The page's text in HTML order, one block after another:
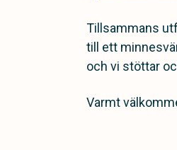
Tillsammans
till ett
och vi stöttar
Varmt